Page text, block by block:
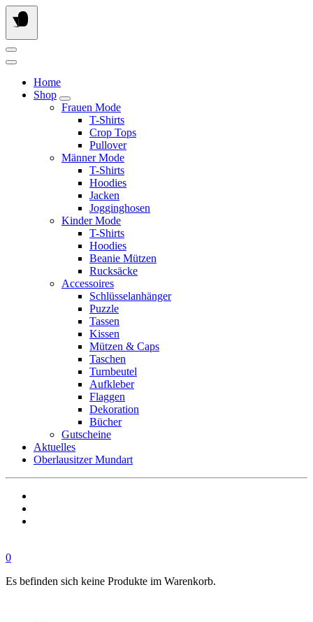
Springe
zum
Inhalt
Home
Shop
Frauen Mode
T-Shirts
Crop Tops
Pullover
Männer Mode
T-Shirts
Hoodies
Jacken
Jogginghosen
Kinder Mode
T-Shirts
Hoodies
Beanie Mützen
Rucksäcke
Accessoires
Schlüsselanhänger
Puzzle
Tassen
Kissen
Mützen & Caps
Taschen
Turnbeutel
Aufkleber
Flaggen
Dekoration
Bücher
Gutscheine
Aktuelles
Oberlausitzer Mundart
0
Es befinden sich keine Produkte im Warenkorb.